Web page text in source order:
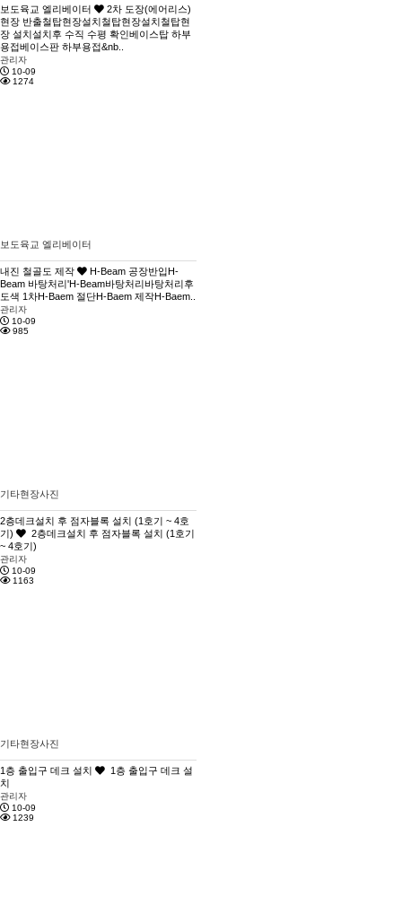
보도육교 엘리베이터
2차 도장(에어리스)
현장 반출철탑현장설치철탑현장설치철탑현
장 설치설치후 수직 수평 확인베이스탑 하부
용접베이스판 하부용접&nb..
관리자
10-09
1274
보도육교 엘리베이터
내진 철골도 제작
H-Beam 공장반입H-
Beam 바탕처리'H-Beam바탕처리바탕처리후
도색 1차H-Baem 절단H-Baem 제작H-Baem..
관리자
10-09
985
기타현장사진
2층데크설치 후 점자블록 설치 (1호기 ~ 4호
기)
2층데크설치 후 점자블록 설치 (1호기
~ 4호기)
관리자
10-09
1163
기타현장사진
1층 출입구 데크 설치
1층 출입구 데크 설
치
관리자
10-09
1239